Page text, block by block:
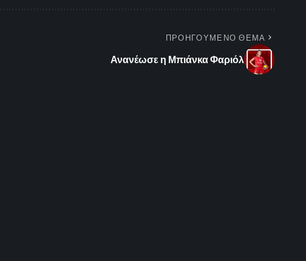
ΠΡΟΗΓΟΥΜΕΝΟ ΘΕΜΑ
Ανανέωσε η Μπιάνκα Φαριόλ